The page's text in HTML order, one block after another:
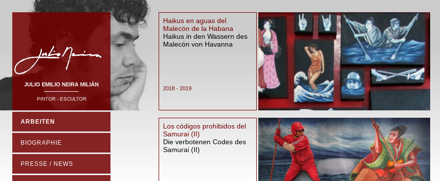
2018 - 2019
Haikus en aguas del
Malecón de la Habana
Haikus in den Wassern des
Malecón von Havanna
Los códigos prohibidos del
Samurai (II)
Die verbotenen Codes des
Samurai (II)
JULIO EMILIO NEIRA MILIÁN
PINTOR - ESCULTOR
ARBEITEN
BIOGRAPHIE
PRESSE / NEWS